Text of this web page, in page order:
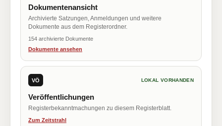
Dokumentenansicht
Archivierte Satzungen, Anmeldungen und weitere
Dokumente aus dem Registerordner.
154 archivierte Dokumente
Dokumente ansehen
VÖ LOKAL VORHANDEN
Veröffentlichungen
Registerbekanntmachungen zu diesem Registerblatt.
Zum Zeitstrahl